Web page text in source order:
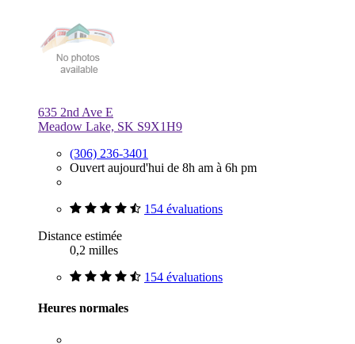
635 2nd Ave E
Meadow Lake, SK S9X1H9
(306) 236-3401
Ouvert aujourd'hui de 8h am à 6h pm
154 évaluations
Distance estimée
0,2 milles
154 évaluations
Heures normales